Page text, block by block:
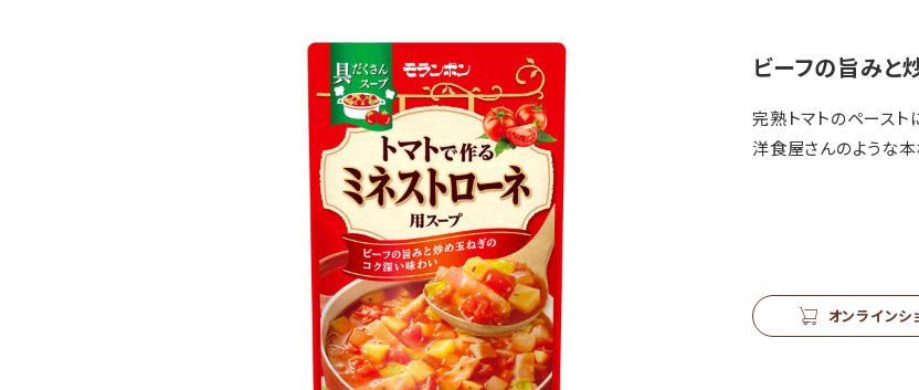
ビーフの旨みと
完熟トマトのペースト
洋食屋さんのような
オンラインシ